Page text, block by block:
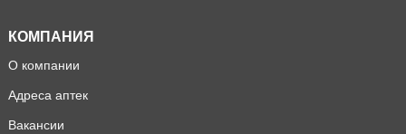
КОМПАНИЯ
О компании
Адреса аптек
Вакансии